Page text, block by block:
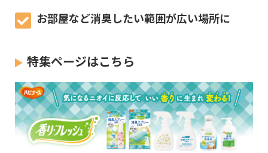
お部屋など消臭したい範囲が広い場所に
特集ページはこちら